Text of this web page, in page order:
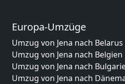
Europa-Umzüge
Umzug von Jena nach Belarus
Umzug von Jena nach Belgien
Umzug von Jena nach
Umzug von Jena nach